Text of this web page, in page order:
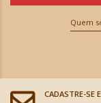
Quem
CADASTRE-SE